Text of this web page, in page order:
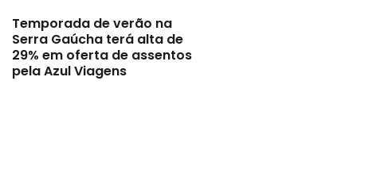
Temporada de verão na
Serra Gaúcha terá alta de
29% em oferta de assentos
pela Azul Viagens